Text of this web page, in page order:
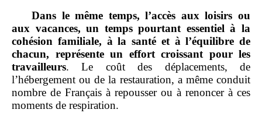
Dans le même temps, l’accès aux loisirs ou
aux vacances, un temps pourtant essentiel à la
cohésion familiale, à la santé et à l’équilibre de
chacun, représente un effort croissant pour les
travailleurs. Le coût des déplacements, de
l’hébergement ou de la restauration, a même conduit
nombre de Français à repousser ou à renoncer à ces
moments de respiration.